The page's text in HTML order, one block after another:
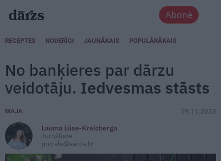
Abonē
RECEPTES NODERĪGI JAUNĀKAIS POPULĀRĀKAIS
No banķieres par dārzu
veidotāju. Iedvesmas stāsts
MĀJA 19.11.2023
Lauma Lūse-Kreicberga
žurnāliste
portals@santa.lv